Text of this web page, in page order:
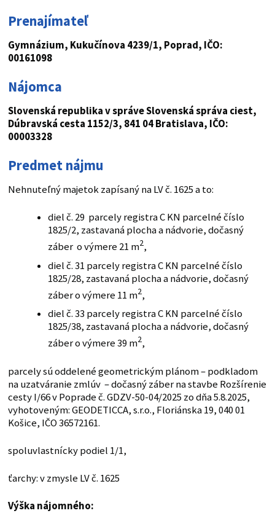
Prenajímateľ
Gymnázium, Kukučínova 4239/1, Poprad, IČO:
00161098
Nájomca
Slovenská republika v správe Slovenská správa ciest,
Dúbravská cesta 1152/3, 841 04 Bratislava, IČO:
00003328
Predmet nájmu
Nehnuteľný majetok zapísaný na LV č. 1625 a to:
diel č. 29 parcely registra C KN parcelné číslo
1825/2, zastavaná plocha a nádvorie, dočasný
záber o výmere 21 m2,
diel č. 31 parcely registra C KN parcelné číslo
1825/28, zastavaná plocha a nádvorie, dočasný
záber o výmere 11 m2,
diel č. 33 parcely registra C KN parcelné číslo
1825/38, zastavaná plocha a nádvorie, dočasný
záber o výmere 39 m2,
parcely sú oddelené geometrickým plánom – podkladom
na uzatváranie zmlúv – dočasný záber na stavbe Rozšírenie
cesty I/66 v Poprade č. GDZV-50-04/2025 zo dňa 5.8.2025,
vyhotoveným: GEODETICCA, s.r.o., Floriánska 19, 040 01
Košice, IČO 36572161.
spoluvlastnícky podiel 1/1,
ťarchy: v zmysle LV č. 1625
Výška nájomného: